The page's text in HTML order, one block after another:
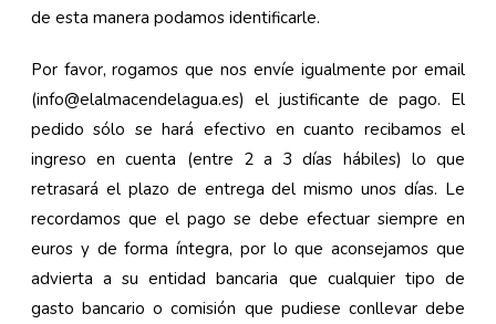
de esta manera podamos identificarle.
Por favor, rogamos que nos envíe igualmente por email
(info@elalmacendelagua.es) el justificante de pago. El
pedido sólo se hará efectivo en cuanto recibamos el
ingreso en cuenta (entre 2 a 3 días hábiles) lo que
retrasará el plazo de entrega del mismo unos días. Le
recordamos que el pago se debe efectuar siempre en
euros y de forma íntegra, por lo que aconsejamos que
advierta a su entidad bancaria que cualquier tipo de
gasto bancario o comisión que pudiese conllevar debe